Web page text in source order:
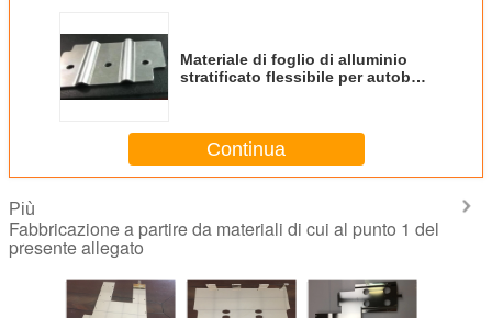
Materiale di foglio di alluminio
stratificato flessibile per autobus
Continua
Più
Fabbricazione a partire da materiali di cui al punto 1 del
presente allegato